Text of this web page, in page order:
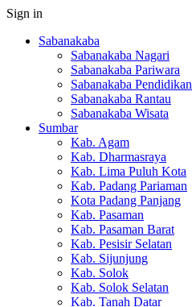
Sign in
Sabanakaba
Sabanakaba Nagari
Sabanakaba Pariwara
Sabanakaba Pendidikan
Sabanakaba Rantau
Sabanakaba Wisata
Sumbar
Kab. Agam
Kab. Dharmasraya
Kab. Lima Puluh Kota
Kab. Padang Pariaman
Kota Padang Panjang
Kab. Pasaman
Kab. Pasaman Barat
Kab. Pesisir Selatan
Kab. Sijunjung
Kab. Solok
Kab. Solok Selatan
Kab. Tanah Datar